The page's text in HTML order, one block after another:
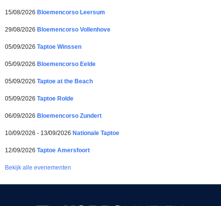
15/08/2026 Bloemencorso Leersum
29/08/2026 Bloemencorso Vollenhove
05/09/2026 Taptoe Winssen
05/09/2026 Bloemencorso Eelde
05/09/2026 Taptoe at the Beach
05/09/2026 Taptoe Rolde
06/09/2026 Bloemencorso Zundert
10/09/2026 - 13/09/2026 Nationale Taptoe
12/09/2026 Taptoe Amersfoort
Bekijk alle evenementen